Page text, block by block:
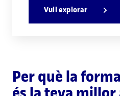
Vull explorar
Per què la